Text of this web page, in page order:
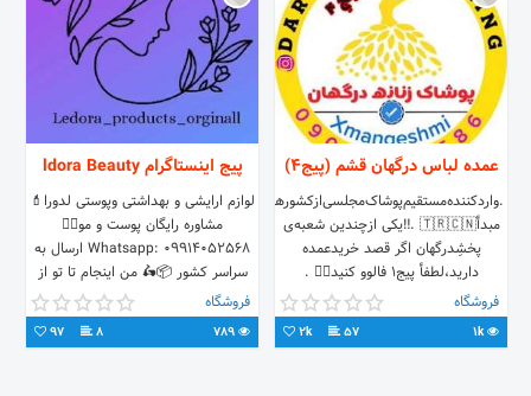
عمده لباس درگهان قشم (پیج۴)
.واردکننده‌مستقیم‌پوشاک‌مجلسی‌ازکشورهای
مبدأ🇹🇷🇨🇳 .‼️یکی ازچندین شعبه‌ی
پخشِدرگهان اگر قصد خریدعمده
دارید،لطفأ پیج۱ فالوو کنید👇🏻 .
@dargahanclothingفروشگاه
1k
57
2k
پیج اینستاگرام ldora Beauty
لوازم ارایشی و بهداشتی وپوستی لدورا💄
مشاوره رایگان پوست و مو💆‍♀️
Whatsapp: 09914052568 ارسال به
سراسر کشور 📦🛵 من اینجام تا تو از
وجود خودت لذت ببری😍فروشگاه
8
97